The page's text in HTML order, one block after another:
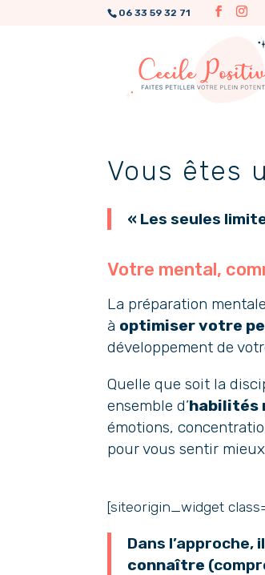
06 33 59 32 71
Vous êtes
« Les seules
Votre mental,
La préparation
à optimiser votre
développement de
Quelle que soit la
ensemble d’habilités
émotions,
pour vous sentir
[siteorigin_widget
Dans l’approche,
connaître